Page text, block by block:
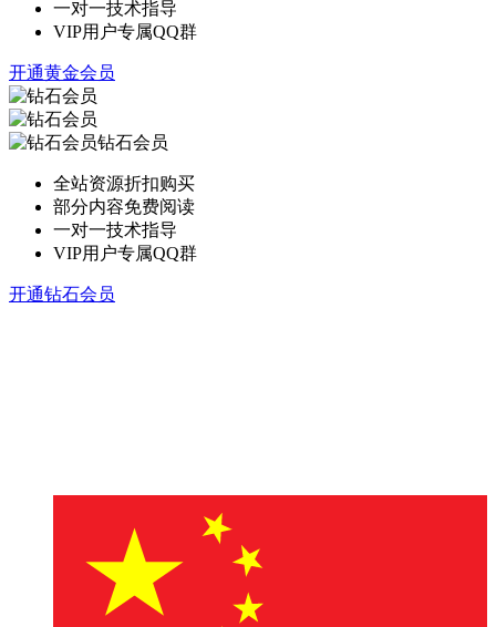
一对一技术指导
VIP用户专属QQ群
开通黄金会员
钻石会员
全站资源折扣购买
部分内容免费阅读
一对一技术指导
VIP用户专属QQ群
开通钻石会员